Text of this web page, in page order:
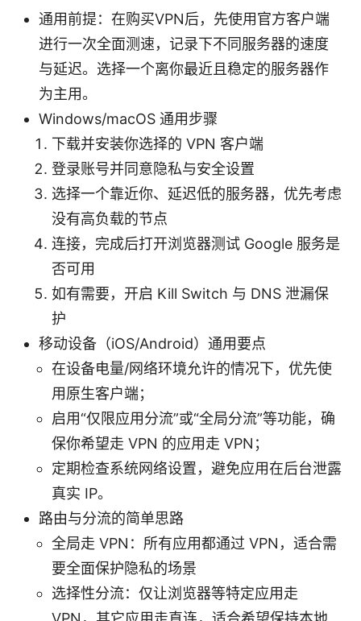
通用前提：在购买VPN后，先使用官方客户端
进行一次全面测速，记录下不同服务器的速度
与延迟。选择一个离你最近且稳定的服务器作
为主用。
Windows/macOS 通用步骤
下载并安装你选择的 VPN 客户端
登录账号并同意隐私与安全设置
选择一个靠近你、延迟低的服务器，优先考虑
没有高负载的节点
连接，完成后打开浏览器测试 Google 服务是
否可用
如有需要，开启 Kill Switch 与 DNS 泄漏保
护
移动设备（iOS/Android）通用要点
在设备电量/网络环境允许的情况下，优先使
用原生客户端；
启用“仅限应用分流”或“全局分流”等功能，确
保你希望走 VPN 的应用走 VPN；
定期检查系统网络设置，避免应用在后台泄露
真实 IP。
路由与分流的简单思路
全局走 VPN：所有应用都通过 VPN，适合需
要全面保护隐私的场景
选择性分流：仅让浏览器等特定应用走